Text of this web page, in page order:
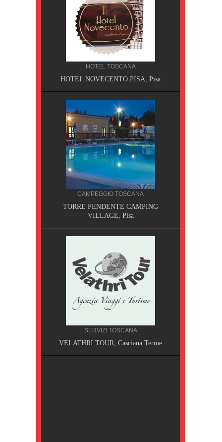
HOTEL TOSCANA
HOTEL NOVECENTO PISA, Pisa
CAMPEGGIO TOSCANA
TORRE PENDENTE CAMPING
VILLAGE, Pisa
SERVIZI TOSCANA
VELATHRI TOUR, Casciana Terme